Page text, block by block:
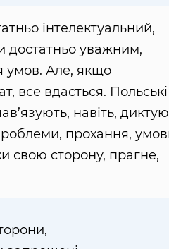
інтелектуальний,
достатньо уважним,
умов. Але, якщо
все вдасться. Польські
навіть,
проблеми, прохання,
свою сторону, прагне,